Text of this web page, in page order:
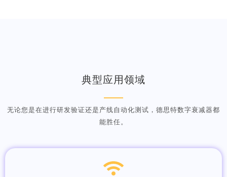
典型应用领域
无论您是在进行研发验证还是产线自动化测试，德思特数字衰减器都
能胜任。